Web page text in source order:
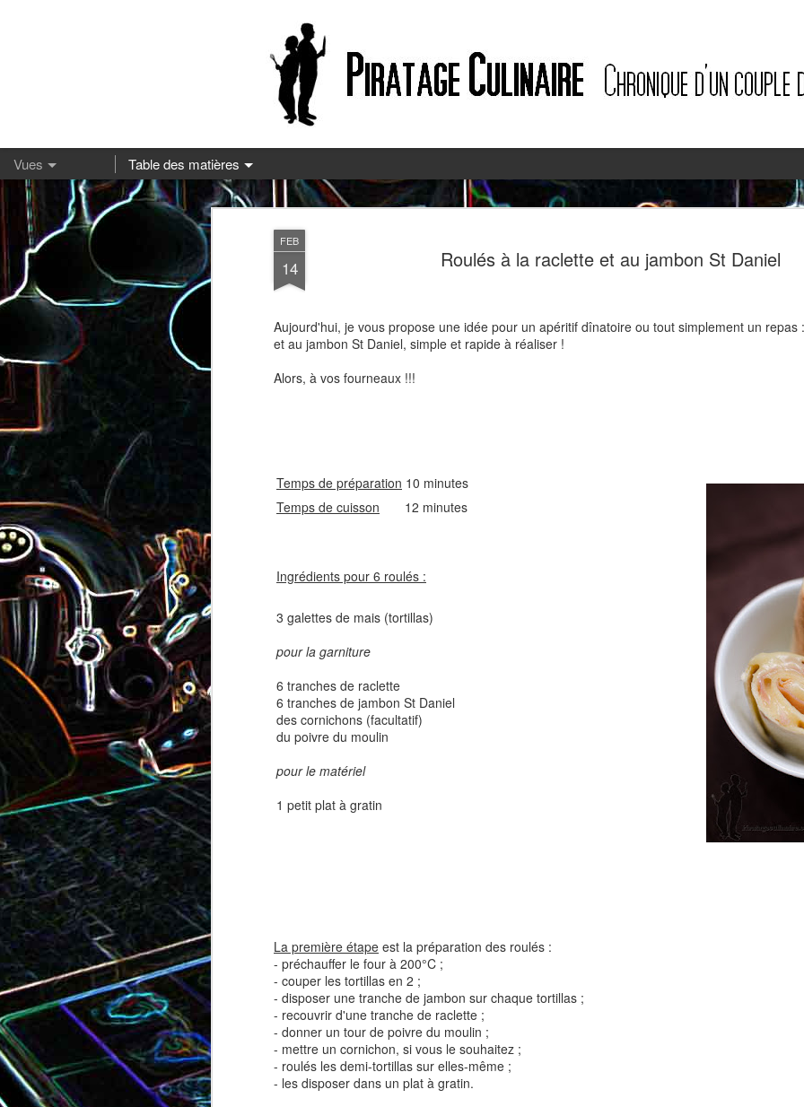
FEB
14 Roulés à la raclette et au jambon St Daniel
Aujourd'hui, je vous propose une idée pour un apéritif dînatoire ou tout simplement un repas
et au jambon St Daniel, simple et rapide à réaliser !
Alors, à vos fourneaux !!!
Temps de préparation 10 minutes
Temps de cuisson 12 minutes
Ingrédients pour 6 roulés :
3 galettes de mais (tortillas)
pour la garniture
6 tranches de raclette
6 tranches de jambon St Daniel
des cornichons (facultatif)
du poivre du moulin
pour le matériel
1 petit plat à gratin
La première étape est la préparation des roulés :
- préchauffer le four à 200°C ;
- couper les tortillas en 2 ;
- disposer une tranche de jambon sur chaque tortillas ;
- recouvrir d'une tranche de raclette ;
- donner un tour de poivre du moulin ;
- mettre un cornichon, si vous le souhaitez ;
- roulés les demi-tortillas sur elles-même ;
- les disposer dans un plat à gratin.
Pizza à la mozzarella et à la
13
2
Cake à la rhubarbe concombre et au crabe
Cake au chèvre et
serrano
Tatin de tomates cerises à la
tapenade
2
4